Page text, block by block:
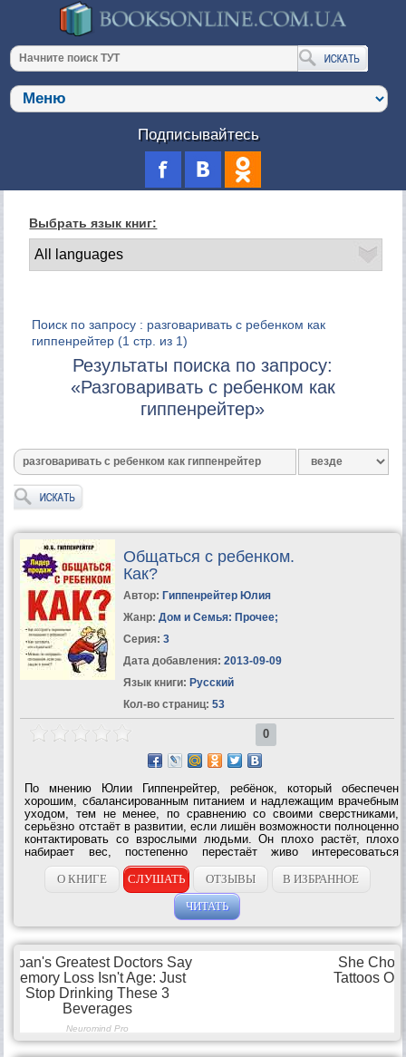
Подписывайтесь
Выбрать язык книг:
Поиск по запросу : разговаривать с ребенком как
гиппенрейтер (1 стр. из 1)
Результаты поиска по запросу:
«Разговаривать с ребенком как
гиппенрейтер»
Общаться с ребенком.
Как?
Автор: Гиппенрейтер Юлия
Жанр: Дом и Семья: Прочее;
Серия: 3
Дата добавления: 2013-09-09
Язык книги: Русский
Кол-во страниц: 53
0
По мнению Юлии Гиппенрейтер, ребёнок, который обеспечен
хорошим, сбалансированным питанием и надлежащим врачебным
уходом, тем не менее, по сравнению со своими сверстниками,
серьёзно отстаёт в развитии, если лишён возможности полноценно
контактировать со взрослыми людьми. Он плохо растёт, плохо
набирает вес, постепенно перестаёт живо интересоваться
окружающим миром. Автор книги (Юлия Гиппенрейтер )
утверждает, что «проблемные»...
О КНИГЕ СЛУШАТЬ ОТЗЫВЫ
В ИЗБРАННОЕ
ЧИТАТЬ